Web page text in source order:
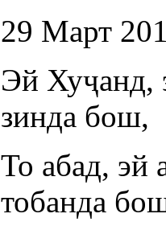
29 Март
Эй Хуҷанд,
зинда бош,
То абад, эй
тобанда